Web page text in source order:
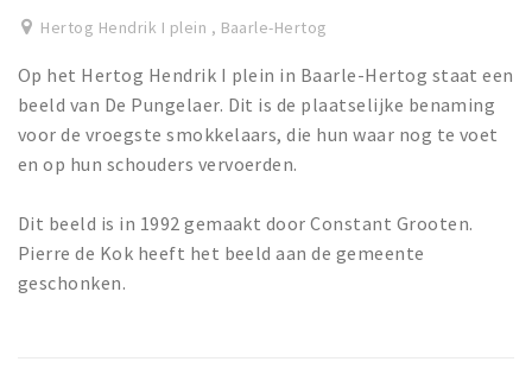
Bezienswaardigheden
Musea, theaters & podia
Uitjes & activiteiten
Toeristische routes
Natuurgebieden
Sport
Privacy
Hertog Hendrik I plein , Baarle-Hertog
Op het Hertog Hendrik I plein in Baarle-Hertog staat een
beeld van De Pungelaer. Dit is de plaatselijke benaming
voor de vroegste smokkelaars, die hun waar nog te voet
en op hun schouders vervoerden.
Dit beeld is in 1992 gemaakt door Constant Grooten.
Pierre de Kok heeft het beeld aan de gemeente
geschonken.